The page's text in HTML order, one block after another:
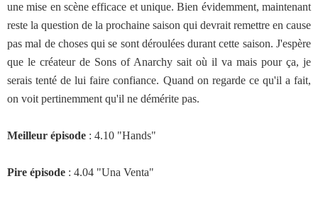
une mise en scène efficace et unique. Bien évidemment, maintenant
reste la question de la prochaine saison qui devrait remettre en cause
pas mal de choses qui se sont déroulées durant cette saison. J'espère
que le créateur de Sons of Anarchy sait où il va mais pour ça, je
serais tenté de lui faire confiance. Quand on regarde ce qu'il a fait,
on voit pertinemment qu'il ne démérite pas.
Meilleur épisode : 4.10 "Hands"
Pire épisode : 4.04 "Una Venta"